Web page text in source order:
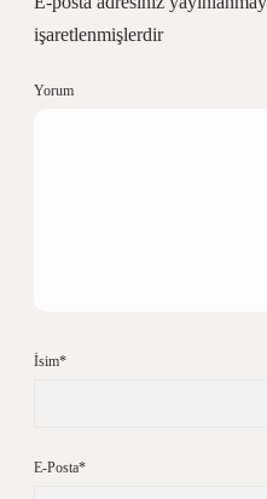
işaretlenmişlerdir
Yorum
İsim*
E-Posta*